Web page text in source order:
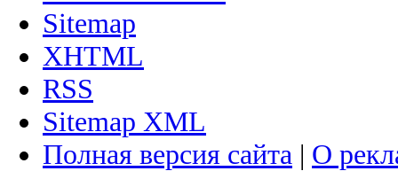
Sitemap
XHTML
RSS
Sitemap XML
Полная версия сайта | О